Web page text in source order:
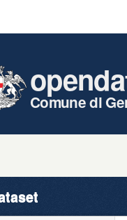
Comune di